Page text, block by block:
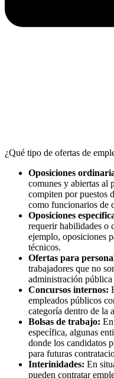
¿Qué tipo de ofertas de
Oposiciones
comunes y abiertas al
compiten por puestos
como funcionarios de
Oposiciones
requerir habilidades o
ejemplo, oposiciones
técnicos.
Ofertas para
trabajadores que no
administración pública
Concursos internos:
empleados públicos
categoría dentro de la
Bolsas de trabajo:
específica, algunas
donde los candidatos
para futuras
Interinidades: En
pueden contratar